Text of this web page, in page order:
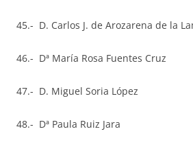
45.- D. Carlos J. de Arozarena de la
46.- Dª María Rosa Fuentes Cruz
47.- D. Miguel Soria López
48.- Dª Paula Ruiz Jara